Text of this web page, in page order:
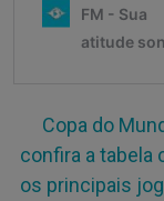
Copa do
confira a tabela
os principais